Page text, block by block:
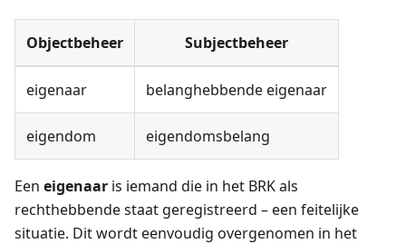
Objectbeheer Subjectbeheer
eigenaar belanghebbende eigenaar
eigendom eigendomsbelang
Een eigenaar is iemand die in het BRK als
rechthebbende staat geregistreerd – een feitelijke
situatie. Dit wordt eenvoudig overgenomen in het